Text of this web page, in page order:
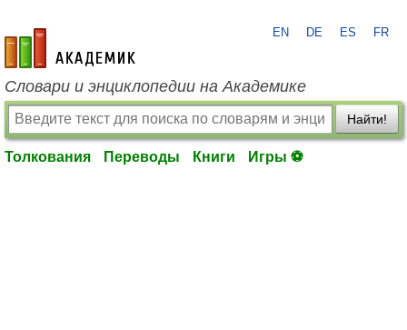
academic.ru
EN DE ES FR
Словари и энциклопедии на Академике
Найти!
Толкования Переводы Книги Игры ⚽